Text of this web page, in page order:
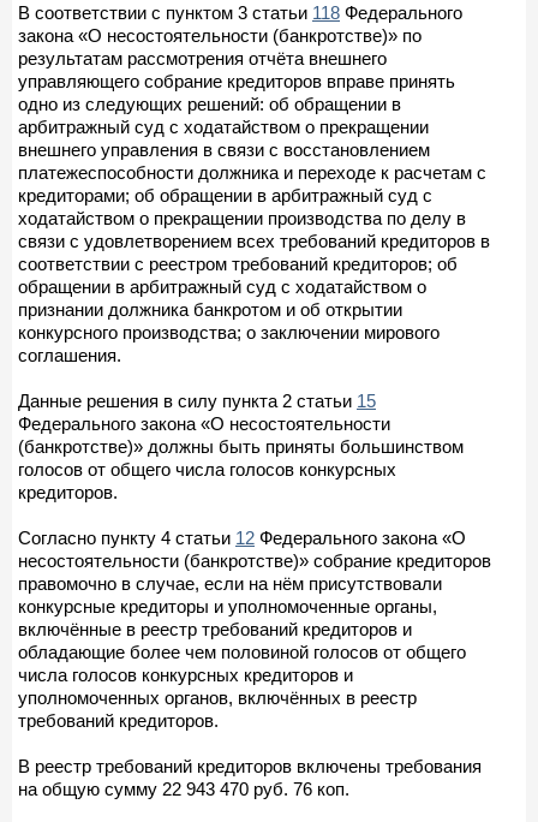
В соответствии с пунктом 3 статьи 118 Федерального
закона «О несостоятельности (банкротстве)» по
результатам рассмотрения отчёта внешнего
управляющего собрание кредиторов вправе принять
одно из следующих решений: об обращении в
арбитражный суд с ходатайством о прекращении
внешнего управления в связи с восстановлением
платежеспособности должника и переходе к расчетам с
кредиторами; об обращении в арбитражный суд с
ходатайством о прекращении производства по делу в
связи с удовлетворением всех требований кредиторов в
соответствии с реестром требований кредиторов; об
обращении в арбитражный суд с ходатайством о
признании должника банкротом и об открытии
конкурсного производства; о заключении мирового
соглашения.
Данные решения в силу пункта 2 статьи 15
Федерального закона «О несостоятельности
(банкротстве)» должны быть приняты большинством
голосов от общего числа голосов конкурсных
кредиторов.
Согласно пункту 4 статьи 12 Федерального закона «О
несостоятельности (банкротстве)» собрание кредиторов
правомочно в случае, если на нём присутствовали
конкурсные кредиторы и уполномоченные органы,
включённые в реестр требований кредиторов и
обладающие более чем половиной голосов от общего
числа голосов конкурсных кредиторов и
уполномоченных органов, включённых в реестр
требований кредиторов.
В реестр требований кредиторов включены требования
на общую сумму 22 943 470 руб. 76 коп.